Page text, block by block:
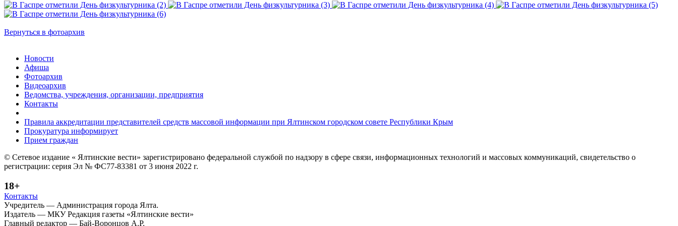
Вернуться в фотоархив
Новости
Афиша
Фотоархив
Видеоархив
Ведомства, учреждения, организации, предприятия
Контакты
Правила аккредитации представителей средств массовой информации при Ялтинском городском совете Республики Крым
Прокуратура информирует
Прием граждан
© Сетевое издание « Ялтинские вести» зарегистрировано федеральной службой по надзору в сфере связи, информационных технологий и массовых коммуникаций, свидетельство о
регистрации: серия Эл № ФС77-83381 от 3 июня 2022 г.
18+
Контакты
Учредитель — Администрация города Ялта.
Издатель — МКУ Редакция газеты «Ялтинские вести»
Главный редактор — Бай-Воронцов А.Р.